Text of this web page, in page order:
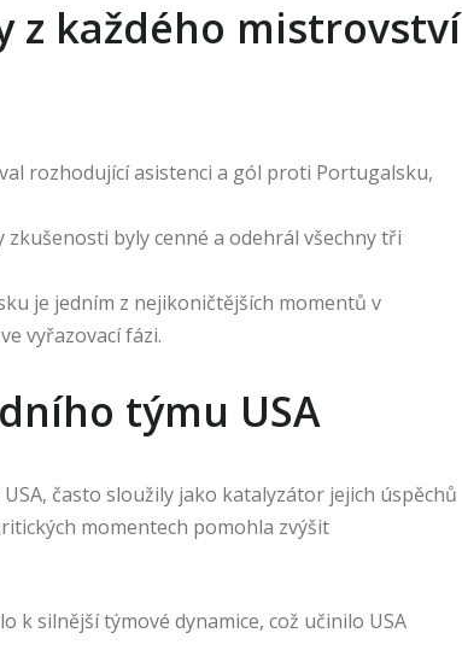
z každého mistrovství
rozhodující asistenci a gól proti Portugalsku,
byly cenné a odehrál všechny tři
je jedním z nejikoničtějších momentů v
vyřazovací fázi.
týmu USA
často sloužily jako katalyzátor jejich úspěchů
momentech pomohla zvýšit
k silnější týmové dynamice, což učinilo USA